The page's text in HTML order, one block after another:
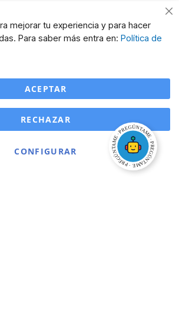
mejorar tu experiencia y para hacer
Para saber más entra en: Política de
ACEPTAR
CONFIGURAR
RECHAZAR